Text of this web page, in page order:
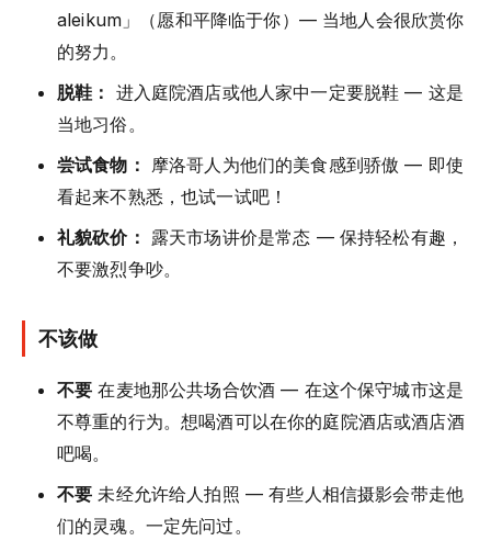
aleikum」（愿和平降临于你）— 当地人会很欣赏你
的努力。
脱鞋： 进入庭院酒店或他人家中一定要脱鞋 — 这是
当地习俗。
尝试食物：
摩洛哥人为他们的美食感到骄傲 — 即使
看起来不熟悉，也试一试吧！
礼貌砍价： 露天市场讲价是常态 — 保持轻松有趣，
不要激烈争吵。
不该做
不要 在麦地那公共场合饮酒 — 在这个保守城市这是
不尊重的行为。想喝酒可以在你的庭院酒店或酒店酒
吧喝。
不要 未经允许给人拍照 — 有些人相信摄影会带走他
们的灵魂。一定先问过。